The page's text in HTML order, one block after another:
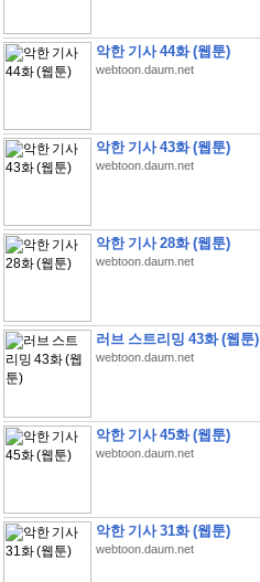
악한 기사 44화 (웹툰)
webtoon.daum.net
악한 기사 43화 (웹툰)
webtoon.daum.net
악한 기사 28화 (웹툰)
webtoon.daum.net
러브 스트리밍 43화 (웹툰)
webtoon.daum.net
악한 기사 45화 (웹툰)
webtoon.daum.net
악한 기사 31화 (웹툰)
webtoon.daum.net